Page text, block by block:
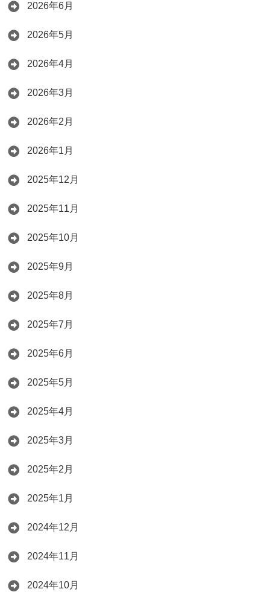
2026年6月
2026年5月
2026年4月
2026年3月
2026年2月
2026年1月
2025年12月
2025年11月
2025年10月
2025年9月
2025年8月
2025年7月
2025年6月
2025年5月
2025年4月
2025年3月
2025年2月
2025年1月
2024年12月
2024年11月
2024年10月